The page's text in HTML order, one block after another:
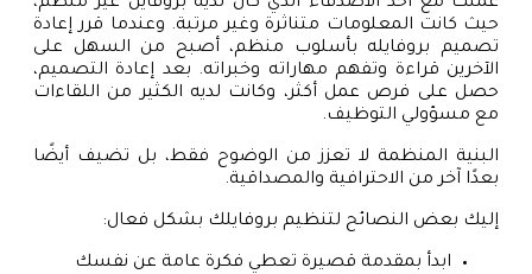
حيث كانت المعلومات متناثرة وغير مرتبة. وعندما قرر إعادة
تصميم بروفايله بأسلوب منظم، أصبح من السهل على
الآخرين قراءة وتفهم مهاراته وخبراته. بعد إعادة التصميم،
حصل على فرص عمل أكثر، وكانت لديه الكثير من اللقاءات
مع مسؤولي التوظيف.
البنية المنظمة لا تعزز من الوضوح فقط، بل تضيف أيضًا
بعدًا آخر من الاحترافية والمصداقية.
إليك بعض النصائح لتنظيم بروفايلك بشكل فعال:
ابدأ بمقدمة قصيرة تعطي فكرة عامة عن نفسك